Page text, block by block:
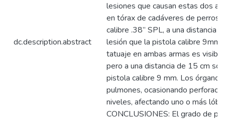
dc.description.abstract
lesiones que causan estas dos
en tórax de cadáveres de perros.
calibre .38” SPL, a una distancia
lesión que la pistola calibre 9mm
tatuaje en ambas armas es
pero a una distancia de 15 cm
pistola calibre 9 mm. Los
pulmones, ocasionando
niveles, afectando uno o más
CONCLUSIONES: El grado de